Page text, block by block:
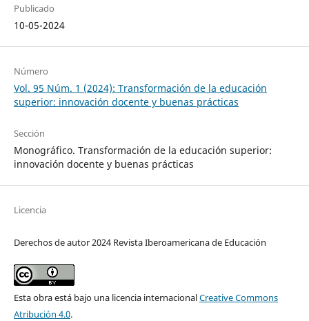
Publicado
10-05-2024
Número
Vol. 95 Núm. 1 (2024): Transformación de la educación
superior: innovación docente y buenas prácticas
Sección
Monográfico. Transformación de la educación superior:
innovación docente y buenas prácticas
Licencia
Derechos de autor 2024 Revista Iberoamericana de Educación
Esta obra está bajo una licencia internacionalCreative Commons
Atribución 4.0.